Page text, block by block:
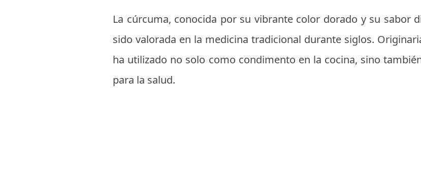
La cúrcuma, conocida por su vibrante color dorado y su sabor
sido valorada en la medicina tradicional durante siglos.
ha utilizado no solo como condimento en la cocina, sino
para la salud.